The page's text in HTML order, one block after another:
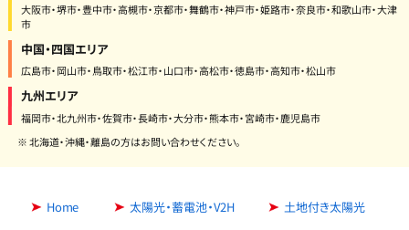
大阪市・堺市・豊中市・高槻市・京都市・舞鶴市・神戸市・姫路市・奈良市・和歌山市・大津
市
中国・四国エリア
広島市・岡山市・鳥取市・松江市・山口市・高松市・徳島市・高知市・松山市
九州エリア
福岡市・北九州市・佐賀市・長崎市・大分市・熊本市・宮崎市・鹿児島市
※ 北海道・沖縄・離島の方はお問い合わせください。
Home 太陽光・蓄電池・V2H 土地付き太陽光